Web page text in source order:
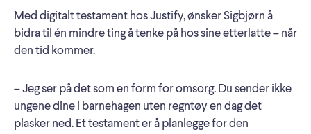
Med digitalt testament hos Justify, ønsker Sigbjørn å
bidra til én mindre ting å tenke på hos sine etterlatte – når
den tid kommer.
– Jeg ser på det som en form for omsorg. Du sender ikke
ungene dine i barnehagen uten regntøy en dag det
plasker ned. Et testament er å planlegge for den